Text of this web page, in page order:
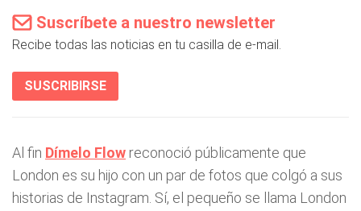
Suscríbete a nuestro newsletter
Recibe todas las noticias en tu casilla de e-mail.
SUSCRIBIRSE
Al fin Dímelo Flow reconoció públicamente que
London es su hijo con un par de fotos que colgó a sus
historias de Instagram. Sí, el pequeño se llama London